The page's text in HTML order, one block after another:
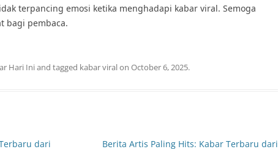
terpancing emosi ketika menghadapi kabar viral. Semoga
bagi pembaca.
Hari Iniand tagged kabar viralon October 6, 2025.
dari
Berita Artis Paling Hits: Kabar Terbaru dari